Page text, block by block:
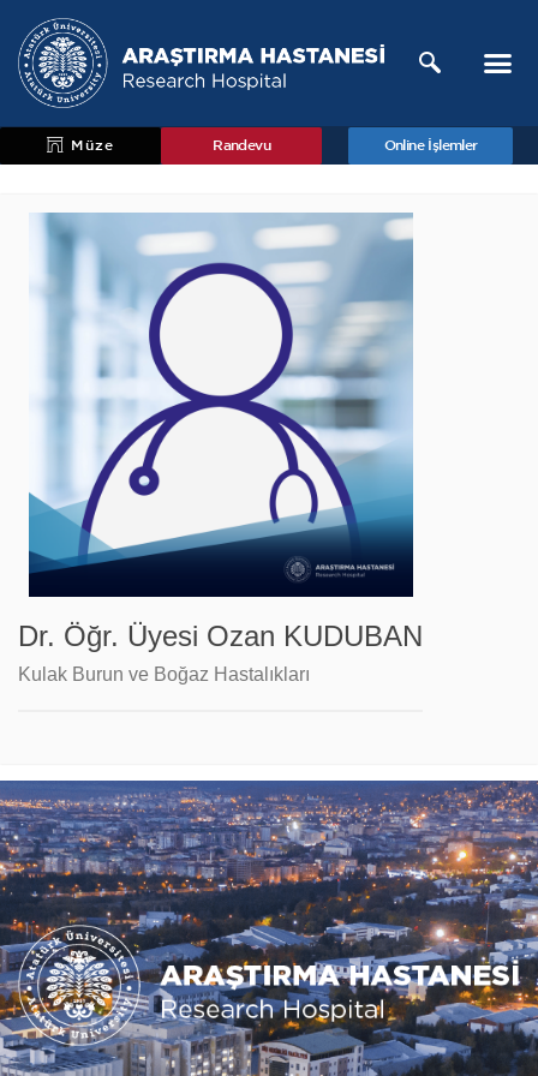
Müze Randevu Online İşlemler
Dr. Öğr. Üyesi Ozan KUDUBAN
Kulak Burun ve Boğaz Hastalıkları